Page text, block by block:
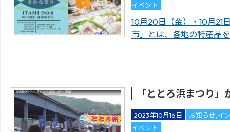
イベント
10月20日（金）・10月21
市」とは、各地の特産品
「ととろ浜まつり
2023年10月16日 お知らせ イ
イベント